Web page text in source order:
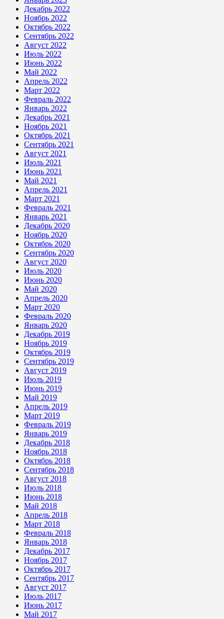
Декабрь 2022
Ноябрь 2022
Октябрь 2022
Сентябрь 2022
Август 2022
Июль 2022
Июнь 2022
Май 2022
Апрель 2022
Март 2022
Февраль 2022
Январь 2022
Декабрь 2021
Ноябрь 2021
Октябрь 2021
Сентябрь 2021
Август 2021
Июль 2021
Июнь 2021
Май 2021
Апрель 2021
Март 2021
Февраль 2021
Январь 2021
Декабрь 2020
Ноябрь 2020
Октябрь 2020
Сентябрь 2020
Август 2020
Июль 2020
Июнь 2020
Май 2020
Апрель 2020
Март 2020
Февраль 2020
Январь 2020
Декабрь 2019
Ноябрь 2019
Октябрь 2019
Сентябрь 2019
Август 2019
Июль 2019
Июнь 2019
Май 2019
Апрель 2019
Март 2019
Февраль 2019
Январь 2019
Декабрь 2018
Ноябрь 2018
Октябрь 2018
Сентябрь 2018
Август 2018
Июль 2018
Июнь 2018
Май 2018
Апрель 2018
Март 2018
Февраль 2018
Январь 2018
Декабрь 2017
Ноябрь 2017
Октябрь 2017
Сентябрь 2017
Август 2017
Июль 2017
Июнь 2017
Май 2017